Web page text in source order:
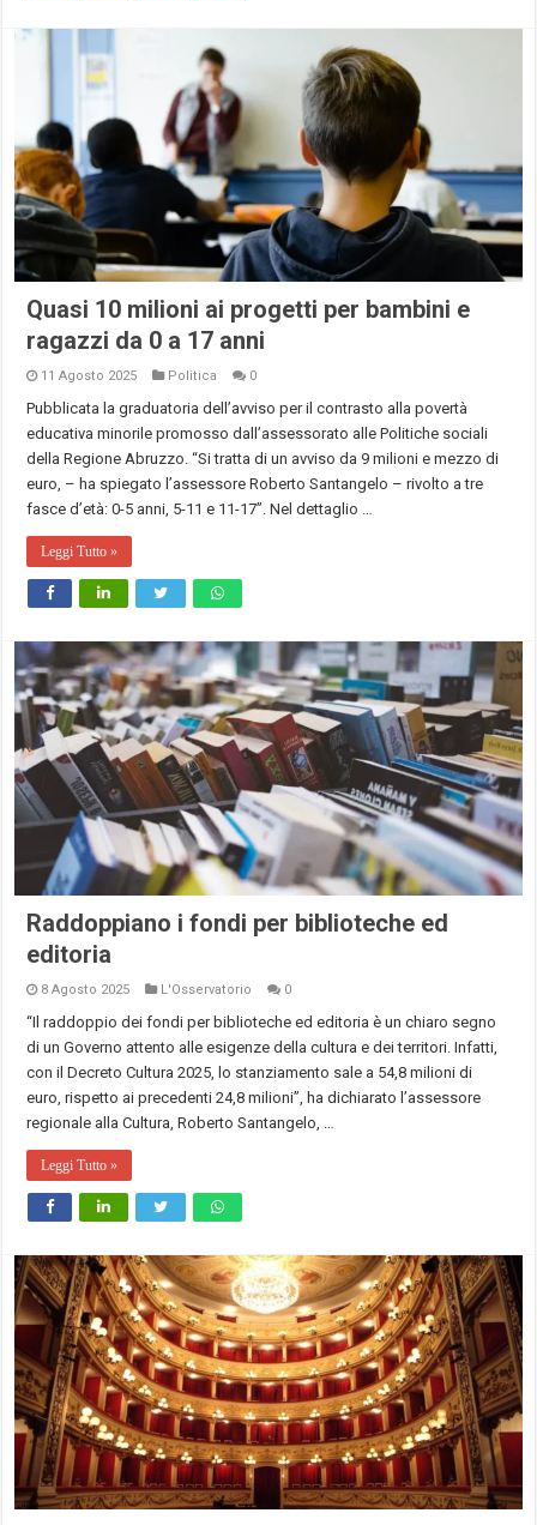
Quasi 10 milioni ai progetti per bambini e
ragazzi da 0 a 17 anni
11 Agosto 2025 Politica 0
Pubblicata la graduatoria dell’avviso per il contrasto alla povertà
educativa minorile promosso dall’assessorato alle Politiche sociali
della Regione Abruzzo. “Si tratta di un avviso da 9 milioni e mezzo di
euro, – ha spiegato l’assessore Roberto Santangelo – rivolto a tre
fasce d’età: 0-5 anni, 5-11 e 11-17”. Nel dettaglio …
Leggi Tutto »
Raddoppiano i fondi per biblioteche ed
editoria
8 Agosto 2025 L'Osservatorio 0
“Il raddoppio dei fondi per biblioteche ed editoria è un chiaro segno
di un Governo attento alle esigenze della cultura e dei territori. Infatti,
con il Decreto Cultura 2025, lo stanziamento sale a 54,8 milioni di
euro, rispetto ai precedenti 24,8 milioni”, ha dichiarato l’assessore
regionale alla Cultura, Roberto Santangelo, …
Leggi Tutto »